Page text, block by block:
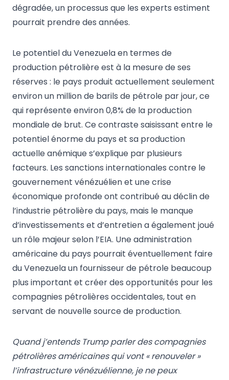
dégradée, un processus que les experts estiment
pourrait prendre des années.
Le potentiel du Venezuela en termes de
production pétrolière est à la mesure de ses
réserves : le pays produit actuellement seulement
environ un million de barils de pétrole par jour, ce
qui représente environ 0,8% de la production
mondiale de brut. Ce contraste saisissant entre le
potentiel énorme du pays et sa production
actuelle anémique s’explique par plusieurs
facteurs. Les sanctions internationales contre le
gouvernement vénézuélien et une crise
économique profonde ont contribué au déclin de
l’industrie pétrolière du pays, mais le manque
d’investissements et d’entretien a également joué
un rôle majeur selon l’EIA. Une administration
américaine du pays pourrait éventuellement faire
du Venezuela un fournisseur de pétrole beaucoup
plus important et créer des opportunités pour les
compagnies pétrolières occidentales, tout en
servant de nouvelle source de production.
Quand j’entends Trump parler des compagnies
pétrolières américaines qui vont « renouveler »
l’infrastructure vénézuélienne, je ne peux